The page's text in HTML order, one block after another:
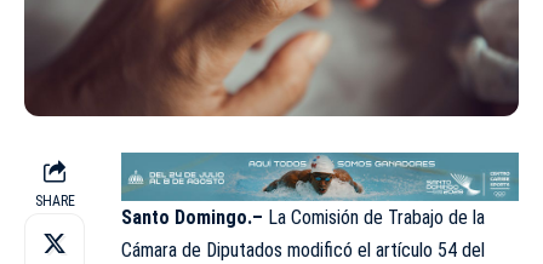
SHARE
Santo Domingo.– La Comisión de Trabajo de la
Cámara de Diputados modificó el artículo 54 del